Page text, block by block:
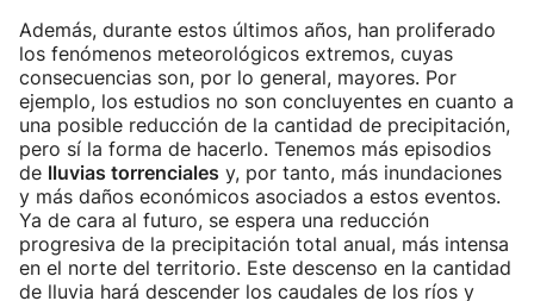
Además, durante estos últimos años, han proliferado
los fenómenos meteorológicos extremos, cuyas
consecuencias son, por lo general, mayores. Por
ejemplo, los estudios no son concluyentes en cuanto a
una posible reducción de la cantidad de precipitación,
pero sí la forma de hacerlo. Tenemos más episodios
de lluvias torrenciales y, por tanto, más inundaciones
y más daños económicos asociados a estos eventos.
Ya de cara al futuro, se espera una reducción
progresiva de la precipitación total anual, más intensa
en el norte del territorio. Este descenso en la cantidad
de lluvia hará descender los caudales de los ríos y